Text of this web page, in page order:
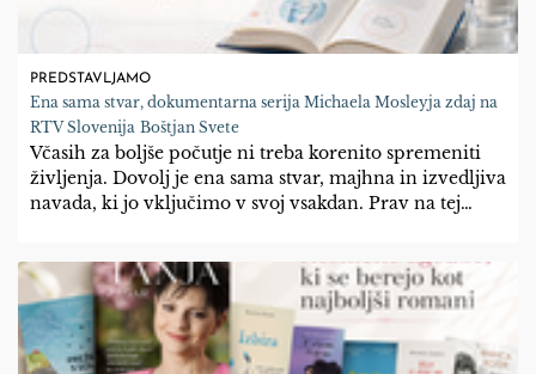
PREDSTAVLJAMO
Ena sama stvar, dokumentarna serija Michaela Mosleyja zdaj na
RTV Slovenija Boštjan Svete
Včasih za boljše počutje ni treba korenito spremeniti
življenja. Dovolj je ena sama stvar, majhna in izvedljiva
navada, ki jo vključimo v svoj vsakdan. Prav na tej